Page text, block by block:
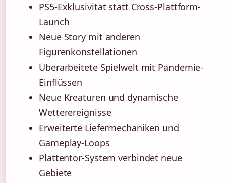
PS5-Exklusivität statt Cross-Plattform-
Launch
Neue Story mit anderen
Figurenkonstellationen
Überarbeitete Spielwelt mit Pandemie-
Einflüssen
Neue Kreaturen und dynamische
Wetterereignisse
Erweiterte Liefermechaniken und
Gameplay-Loops
Plattentor-System verbindet neue
Gebiete